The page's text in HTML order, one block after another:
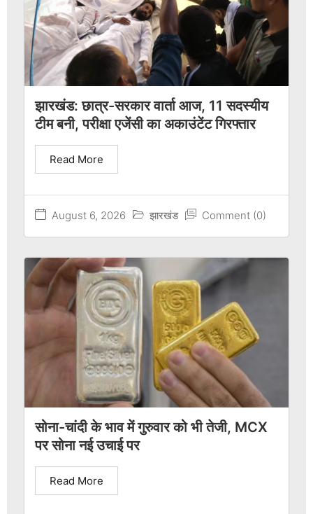
झारखंड: छात्र-सरकार वार्ता आज, 11 सदस्यीय
टीम बनी, परीक्षा एजेंसी का अकाउंटेंट गिरफ्तार
August 6, 2026 झारखंड Comment (0)
Read More
सोना-चांदी के भाव में गुरुवार को भी तेजी, MCX
पर सोना नई उचाई पर
Read More